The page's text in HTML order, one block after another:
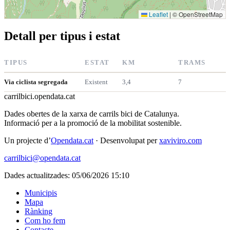
Leaflet | © OpenStreetMap
Detall per tipus i estat
TIPUS ESTAT KM TRAMS
Via ciclista segregada Existent 3,4 7
carrilbici.opendata.cat
Dades obertes de la xarxa de carrils bici de Catalunya.
Informació per a la promoció de la mobilitat sostenible.
Un projecte d’Opendata.cat · Desenvolupat perxaviviro.com
carrilbici@opendata.cat
Dades actualitzades: 05/06/2026 15:10
Municipis
Mapa
Rànking
Com ho fem